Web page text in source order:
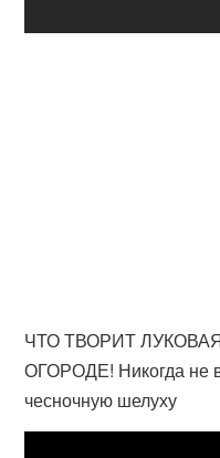
ЧТО ТВОРИТ
ОГОРОДЕ! Никогда не
чесночную шелуху